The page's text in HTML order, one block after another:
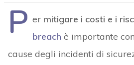
P er mitigare i costi e i
breach è importante
cause degli incidenti di